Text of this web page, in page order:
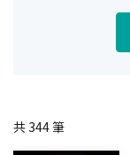
共344筆